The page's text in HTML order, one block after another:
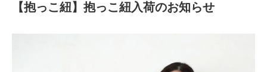
【抱っこ紐】抱っこ紐入荷のお知らせ